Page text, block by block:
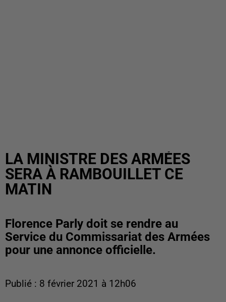
LA MINISTRE DES ARMÉES
SERA À RAMBOUILLET CE
MATIN
Florence Parly doit se rendre au
Service du Commissariat des Armées
pour une annonce officielle.
Publié : 8 février 2021 à 12h06